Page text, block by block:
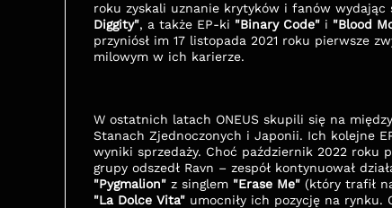
roku zyskali uznanie krytyków i fanów wydając
Diggity", a także EP-ki "Binary Code" i "Blood
przyniósł im 17 listopada 2021 roku pierwsze
milowym w ich karierze.
W ostatnich latach ONEUS skupili się na
Stanach Zjednoczonych i Japonii. Ich kolejne
wyniki sprzedaży. Choć październik 2022 roku
"Pygmalion" z singlem "Erase Me"
"La Dolce Vita" umocniły ich pozycję na